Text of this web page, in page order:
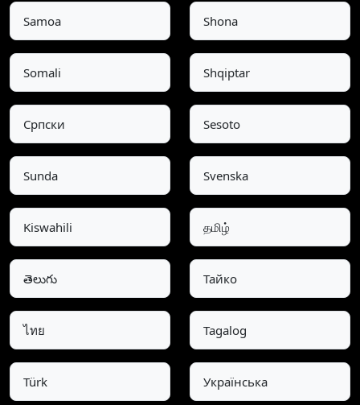
Samoa Shona
Somali Shqiptar
Српски Sesoto
Sunda Svenska
Kiswahili தமிழ்
తెలుగు Тайко
ไทย Tagalog
Türk Українська